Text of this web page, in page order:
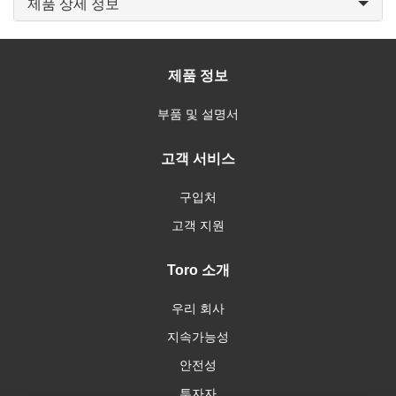
제품 상세 정보
제품 정보
부품 및 설명서
고객 서비스
구입처
고객 지원
Toro 소개
우리 회사
지속가능성
안전성